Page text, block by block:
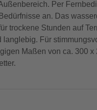
Per
an. Das
trockene Stunden auf
Für
Maßen von ca. 300